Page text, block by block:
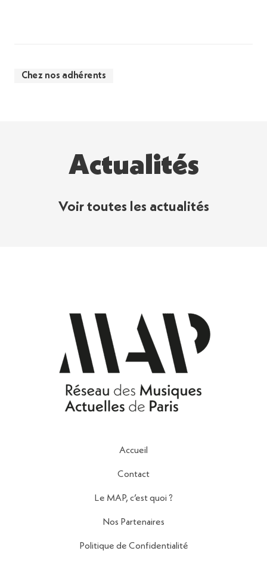
Chez nos adhérents
Actualités
Voir toutes les actualités
Accueil
Contact
Le MAP, c’est quoi ?
Nos Partenaires
Politique de Confidentialité